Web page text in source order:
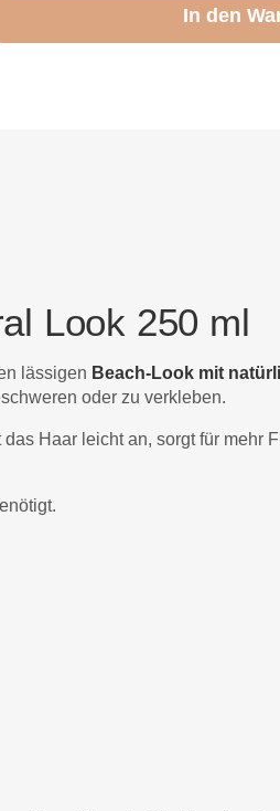
In den
Look 250 ml
lässigen Beach-Look mit
oder zu verkleben.
das Haar leicht an, sorgt für mehr